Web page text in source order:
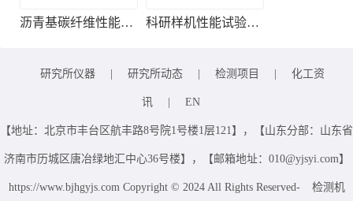
沥青基碳纤维性能检测 科研样机性能试验服务
研究所仪器 研究所动态 检测项目 化工资
讯 EN
【地址：北京市丰台区航丰路8号院1号楼1层121】，【山东分部：山东省
济南市历城区唐冶绿地汇中心36号楼】，【邮箱地址：010@yjsyi.com】
https://www.bjhgyjs.com Copyright © 2024 All Rights Reserved- 检测机